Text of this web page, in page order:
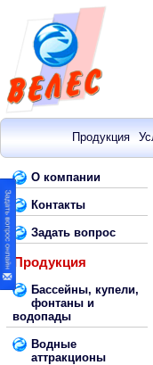
Продукция
О компании
Контакты
Задать вопрос
Продукция
Бассейны, купели,
фонтаны и
водопады
Водные
аттракционы